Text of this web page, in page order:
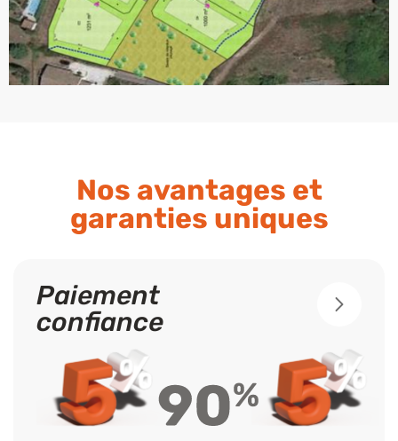
Nos avantages et
garanties uniques
Paiement
confiance